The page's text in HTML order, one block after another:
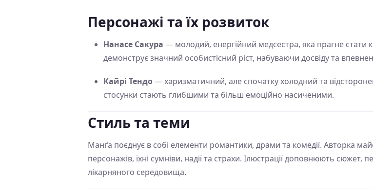
Персонажі та їх розвиток
Нанасе Сакура — молодий, енергійний медсестра, яка прагне стати
демонструє значний особистісний ріст, набуваючи досвіду та
Кайрі Тендо— харизматичний, але спочатку холодний та
стосунки стають глибшими та більш емоційно насиченими.
Стиль та теми
Манґа поєднує в собі елементи романтики, драми та комедії. Авторка
персонажів, їхні сумніви, надії та страхи. Ілюстрації доповнюють
лікарняного середовища.